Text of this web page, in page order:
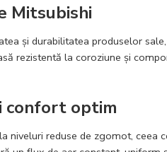
Mitsubishi
și durabilitatea produselor
rezistentă la coroziune și
confort optim
niveluri reduse de zgomot,